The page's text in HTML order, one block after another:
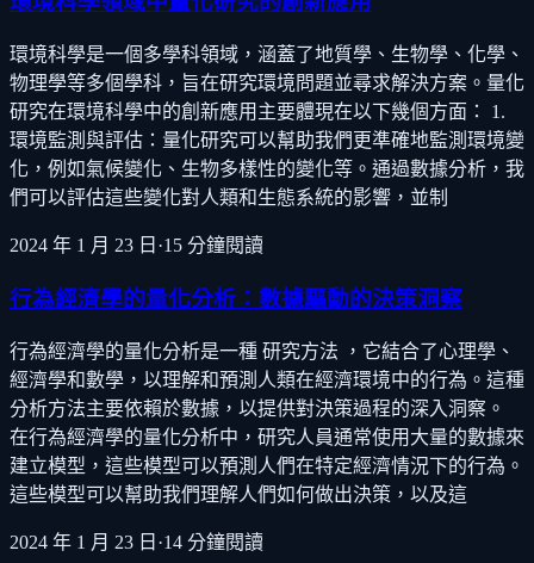
環境科學是一個多學科領域，涵蓋了地質學、生物學、化學、
物理學等多個學科，旨在研究環境問題並尋求解決方案。量化
研究在環境科學中的創新應用主要體現在以下幾個方面： 1.
環境監測與評估：量化研究可以幫助我們更準確地監測環境變
化，例如氣候變化、生物多樣性的變化等。通過數據分析，我
們可以評估這些變化對人類和生態系統的影響，並制
2024 年 1 月 23 日 ·15 分鐘閱讀
行為經濟學的量化分析：數據驅動的決策洞察
行為經濟學的量化分析是一種 研究方法 ，它結合了心理學、
經濟學和數學，以理解和預測人類在經濟環境中的行為。這種
分析方法主要依賴於數據，以提供對決策過程的深入洞察。
在行為經濟學的量化分析中，研究人員通常使用大量的數據來
建立模型，這些模型可以預測人們在特定經濟情況下的行為。
這些模型可以幫助我們理解人們如何做出決策，以及這
2024 年 1 月 23 日 ·14 分鐘閱讀